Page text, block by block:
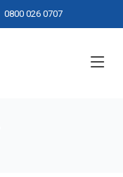
0800 026 0707